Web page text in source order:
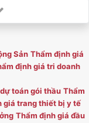
Sản Thẩm định giá
định giá tri doanh
toán gói thầu Thẩm
giá trang thiết bị y tế
Thẩm định giá đầu